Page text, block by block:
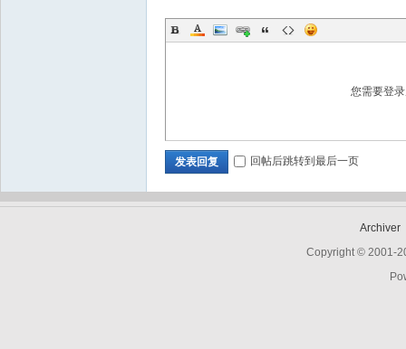
您需要登
发表回复 回帖后跳转到最后一页
Archiver
Copyright © 2001-